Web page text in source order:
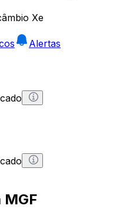
Xe
Alertas
MGF